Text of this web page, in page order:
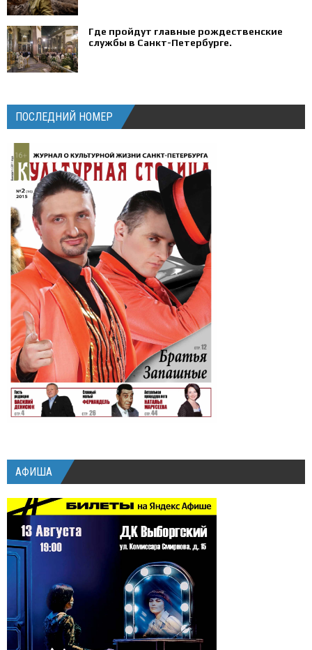
Где пройдут главные рождественские
службы в Санкт-Петербурге.
ПОСЛЕДНИЙ НОМЕР
АФИША